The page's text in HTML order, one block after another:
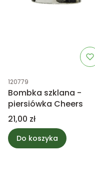
Kod produktu
120779
Bombka szklana -
piersiówka Cheers
Cena
21,00 zł
Do koszyka